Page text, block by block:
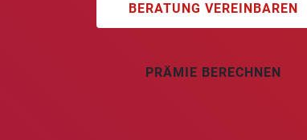
BERATUNG VEREINBAREN
PRÄMIE BERECHNEN